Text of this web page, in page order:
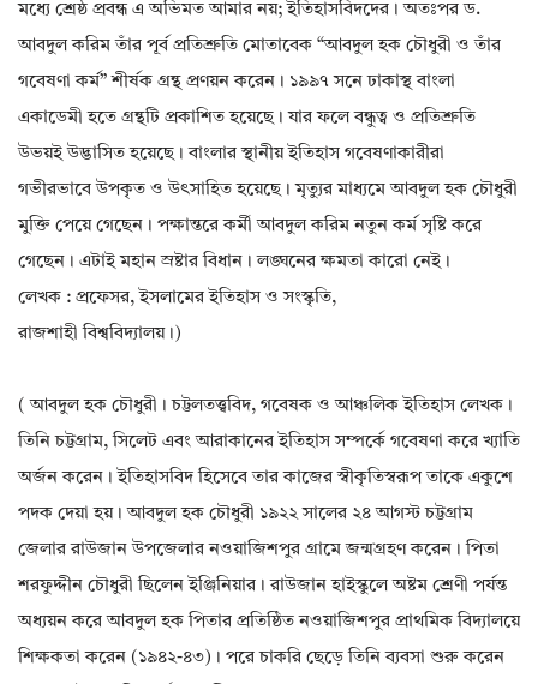
মধ্যে শ্রেষ্ঠ প্রবন্ধ এ অভিমত আমার নয়; ইতিহাসবিদদের। অতঃপর ড.
আবদুল করিম তাঁর পূর্ব প্রতিশ্রুতি মোতাবেক “আবদুল হক চৌধুরী ও তাঁর
গবেষণা কর্ম” শীর্ষক গ্রন্থ প্রণয়ন করেন। ১৯৯৭ সনে ঢাকাস্থ বাংলা
একাডেমী হতে গ্রন্থটি প্রকাশিত হয়েছে। যার ফলে বন্ধুত্ব ও প্রতিশ্রুতি
উভয়ই উদ্ভাসিত হয়েছে। বাংলার স্থানীয় ইতিহাস গবেষণাকারীরা
গভীরভাবে উপকৃত ও উৎসাহিত হয়েছে। মৃত্যুর মাধ্যমে আবদুল হক চৌধুরী
মুক্তি পেয়ে গেছেন। পক্ষান্তরে কর্মী আবদুল করিম নতুন কর্ম সৃষ্টি করে
গেছেন। এটাই মহান স্রষ্টার বিধান। লঙ্ঘনের ক্ষমতা কারো নেই।
লেখক : প্রফেসর, ইসলামের ইতিহাস ও সংস্কৃতি,
রাজশাহী বিশ্ববিদ্যালয়।)
( আবদুল হক চৌধুরী। চট্টলতত্ত্ববিদ, গবেষক ও আঞ্চলিক ইতিহাস লেখক।
তিনি চট্টগ্রাম, সিলেট এবং আরাকানের ইতিহাস সম্পর্কে গবেষণা করে খ্যাতি
অর্জন করেন। ইতিহাসবিদ হিসেবে তার কাজের স্বীকৃতিস্বরূপ তাকে একুশে
পদক দেয়া হয়। আবদুল হক চৌধুরী ১৯২২ সালের ২৪ আগস্ট চট্টগ্রাম
জেলার রাউজান উপজেলার নওয়াজিশপুর গ্রামে জন্মগ্রহণ করেন। পিতা
শরফুদ্দীন চৌধুরী ছিলেন ইঞ্জিনিয়ার। রাউজান হাইস্কুলে অষ্টম শ্রেণী পর্যন্ত
অধ্যয়ন করে আবদুল হক পিতার প্রতিষ্ঠিত নওয়াজিশপুর প্রাথমিক বিদ্যালয়ে
শিক্ষকতা করেন (১৯৪২-৪৩)। পরে চাকরি ছেড়ে তিনি ব্যবসা শুরু করেন